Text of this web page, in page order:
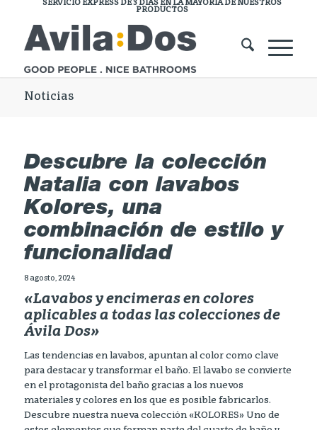
SERVICIO EXPRESS DE 3 DÍAS EN LA MAYORÍA DE NUESTROS
PRODUCTOS
Noticias
Descubre la colección
Natalia con lavabos
Kolores, una
combinación de estilo y
funcionalidad
8 agosto, 2024
«Lavabos y encimeras en colores
aplicables a todas las colecciones de
Ávila Dos»
Las tendencias en lavabos, apuntan al color como clave
para destacar y transformar el baño. El lavabo se convierte
en el protagonista del baño gracias a los nuevos
materiales y colores en los que es posible fabricarlos.
Descubre nuestra nueva colección «KOLORES» Uno de